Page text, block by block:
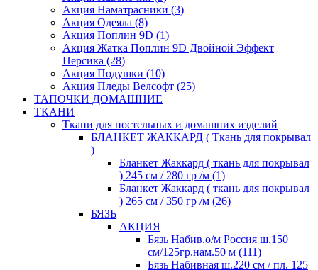
Акция Наматрасники (3)
Акция Одеяла (8)
Акция Поплин 9D (1)
Акция Жатка Поплин 9D Двойной Эффект
Персика (28)
Акция Подушки (10)
Акция Пледы Велсофт (25)
ТАПОЧКИ ДОМАШНИЕ
ТКАНИ
Ткани для постельных и домашних изделий
БЛАНКЕТ ЖАККАРД ( Ткань для покрывал
)
Бланкет Жаккард ( ткань для покрывал
) 245 см / 280 гр /м (1)
Бланкет Жаккард ( ткань для покрывал
) 265 см / 350 гр /м (26)
БЯЗЬ
АКЦИЯ
Бязь Набив.о/м Россия ш.150
см/125гр.нам.50 м (111)
Бязь Набивная ш.220 см / пл. 125